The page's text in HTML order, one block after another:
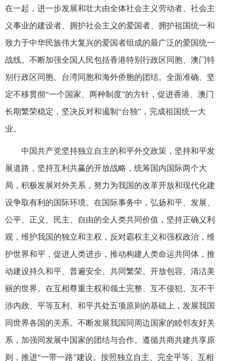
在一起，进一步发展和壮大由全体社会主义劳动者、社会主
义事业的建设者、拥护社会主义的爱国者、拥护祖国统一和
致力于中华民族伟大复兴的爱国者组成的最广泛的爱国统一
战线。不断加强全国人民包括香港特别行政区同胞、澳门特
别行政区同胞、台湾同胞和海外侨胞的团结。全面准确、坚
定不移贯彻“一个国家、两种制度”的方针，促进香港、澳门
长期繁荣稳定，坚决反对和遏制“台独”，完成祖国统一大
业。
中国共产党坚持独立自主的和平外交政策，坚持和平发
展道路，坚持互利共赢的开放战略，统筹国内国际两个大
局，积极发展对外关系，努力为我国的改革开放和现代化建
设争取有利的国际环境。在国际事务中，弘扬和平、发展、
公平、正义、民主、自由的全人类共同价值，坚持正确义利
观，维护我国的独立和主权，反对霸权主义和强权政治，维
护世界和平，促进人类进步，推动构建人类命运共同体，推
动建设持久和平、普遍安全、共同繁荣、开放包容、清洁美
丽的世界。在互相尊重主权和领土完整、互不侵犯、互不干
涉内政、平等互利、和平共处五项原则的基础上，发展我国
同世界各国的关系。不断发展我国同周边国家的睦邻友好关
系，加强同发展中国家的团结与合作。遵循共商共建共享原
则，推进“一带一路”建设。按照独立自主、完全平等、互相